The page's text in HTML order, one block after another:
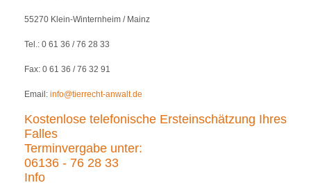
55270 Klein-Winternheim / Mainz
Tel.: 0 61 36 / 76 28 33
Fax: 0 61 36 / 76 32 91
Email: info@tierrecht-anwalt.de
Kostenlose telefonische Ersteinschätzung Ihres
Falles
Terminvergabe unter:
06136 - 76 28 33
Info